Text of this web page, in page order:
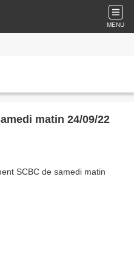
MENU
matin 24/09/22